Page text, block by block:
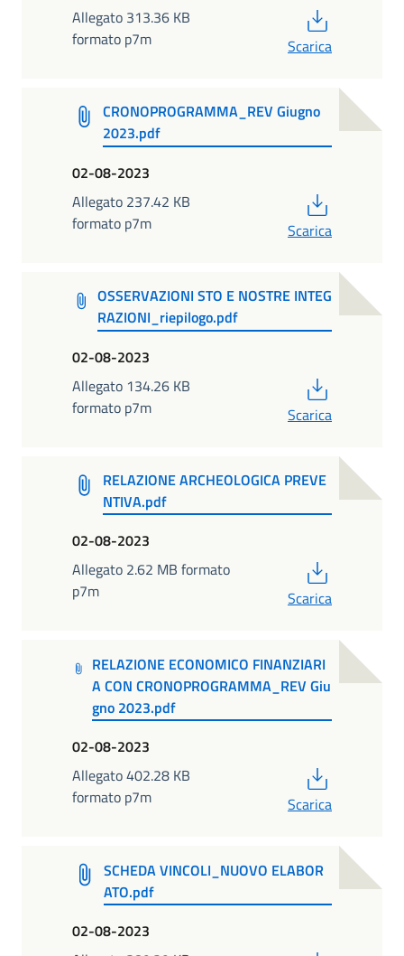
Allegato 313.36 KB
formato p7m
Scarica
CRONOPROGRAMMA_REV Giugno
2023.pdf
02-08-2023
Allegato 237.42 KB
formato p7m
Scarica
OSSERVAZIONI STO E NOSTRE INTEG
RAZIONI_riepilogo.pdf
02-08-2023
Allegato 134.26 KB
formato p7m
Scarica
RELAZIONE ARCHEOLOGICA PREVE
NTIVA.pdf
02-08-2023
Allegato 2.62 MB formato
p7m
Scarica
RELAZIONE ECONOMICO FINANZIARI
A CON CRONOPROGRAMMA_REV Giu
gno 2023.pdf
02-08-2023
Allegato 402.28 KB
formato p7m
Scarica
SCHEDA VINCOLI_NUOVO ELABOR
ATO.pdf
02-08-2023